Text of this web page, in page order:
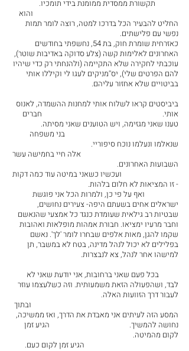
             תקשורת ממסדית ממומנת בידי תומכיו.
                                                                                  והוא
החליט להבעיר הכל בדרכו למטה, רוצה לומר תמות
נפשי עם פלישתים.
כאזרחית שומרת חוק, בת 54, נחשפתי בחודשים
האחרונים לאלימות קשה (צלע סדוקה באדיבות שוטר),
עוכבתי לחקירה שלא התקיימה (ולהנחתי רק כדי שיהיו
להם הפרטים שלי), יס''מניקים לעגו לי וקיללו אותי
בביטויים שלא אחזור עליהם.
ביביסטים קראו לשלוח אותי למחנות ההשמדה, לאנוס
אותי.                                                                    חברים
טענו שאני מגזימה, ויש הטוענים שאני מסיתה.
                                                                בני משפחה
שנאלמו ונעלמו נוכח סיפוריי.
                                                       אלה חיי בחמישה עשר
השבועות האחרונים.
                                ועכשיו כשאני במיטה עוד כמה דקות
- זו המציאות לא חלום בלהות.
                   ואף על פי כן, ולמרות הכל אני פוגשת
ישראלים אחים בשעתם היפה- צעירים נחושים,
שבטיות רב גילאית שעומדת כנגד כל אמצעי שהנאשם
וחבר מרעיו ימציאו. חבורת אמהות מופלאות ואהובות
שקמו להגן, מאות אלפים שבחרו לומר 'לך'. נאשם
בפלילים לא יכול לנהל מדינה, בטח לא במשבר, תן
למישהו אחר לנהל, צא לנבצרות.
           בכל פעם שאני ברחובות, אני יודעת שאני לא
לבד, ושהפעולה הזאת משמעותית. וזה כשלעצמו עוזר
לעבור דרך הזוועות האלה.
                                                                                   ובתוך
המסע הזה לעיתים אני מאבדת את הדרך, ואז ממשיכה,
נחושה להמשיך.                                             הגיע זמן
לקום מהמיטה.
                                                     הגיע זמן לקום כעם.